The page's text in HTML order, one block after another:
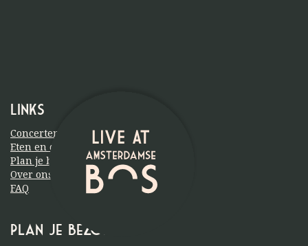
Links
Concerten
Eten en drinken
Plan je bezoek
Over ons
FAQ
Plan je bezoek